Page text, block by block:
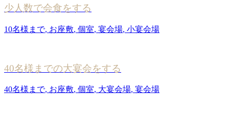
少人数で会食をする
10名様まで, お座敷, 個室, 宴会場, 小宴会場
40名様までの大宴会をする
40名様まで, お座敷, 個室, 大宴会場, 宴会場